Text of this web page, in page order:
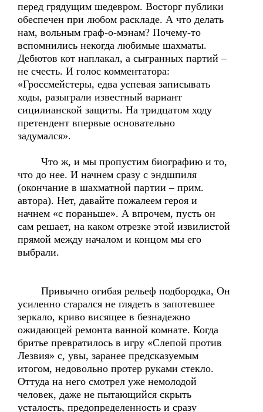
перед грядущим шедевром. Восторг публики
обеспечен при любом раскладе. А что делать
нам, вольным граф-о-мэнам? Почему-то
вспомнились некогда любимые шахматы.
Дебютов кот наплакал, а сыгранных партий –
не счесть. И голос комментатора:
«Гроссмейстеры, едва успевая записывать
ходы, разыграли известный вариант
сицилианской защиты. На тридцатом ходу
претендент впервые основательно
задумался».
Что ж, и мы пропустим биографию и то,
что до нее. И начнем сразу с эндшпиля
(окончание в шахматной партии – прим.
автора). Нет, давайте пожалеем героя и
начнем «с пораньше». А впрочем, пусть он
сам решает, на каком отрезке этой извилистой
прямой между началом и концом мы его
выбрали.
Привычно огибая рельеф подбородка, Он
усиленно старался не глядеть в запотевшее
зеркало, криво висящее в безнадежно
ожидающей ремонта ванной комнате. Когда
бритье превратилось в игру «Слепой против
Лезвия» с, увы, заранее предсказуемым
итогом, недовольно протер руками стекло.
Оттуда на него смотрел уже немолодой
человек, даже не пытающийся скрыть
усталость, предопределенность и сразу